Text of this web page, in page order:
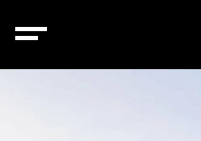
Schieren – 84197113